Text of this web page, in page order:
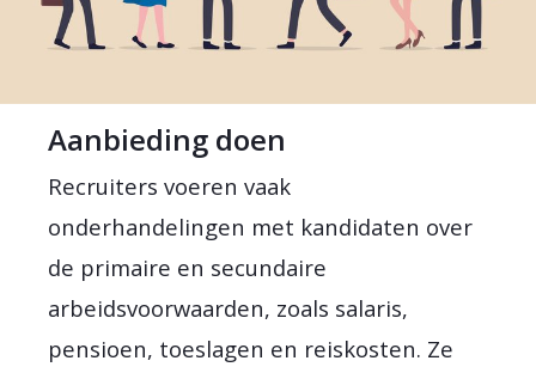
Aanbieding doen
Recruiters voeren vaak
onderhandelingen met kandidaten over
de primaire en secundaire
arbeidsvoorwaarden, zoals salaris,
pensioen, toeslagen en reiskosten. Ze